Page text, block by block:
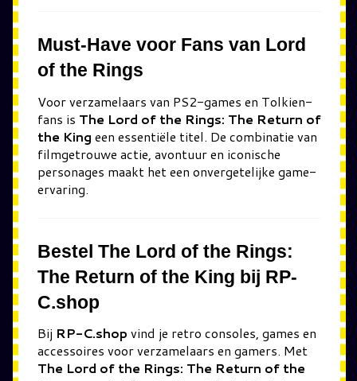
Must-Have voor Fans van Lord
of the Rings
Voor verzamelaars van PS2-games en Tolkien-
fans is The Lord of the Rings: The Return of
the King een essentiële titel. De combinatie van
filmgetrouwe actie, avontuur en iconische
personages maakt het een onvergetelijke game-
ervaring.
Bestel The Lord of the Rings:
The Return of the King bij RP-
C.shop
Bij RP-C.shop vind je retro consoles, games en
accessoires voor verzamelaars en gamers. Met
The Lord of the Rings: The Return of the